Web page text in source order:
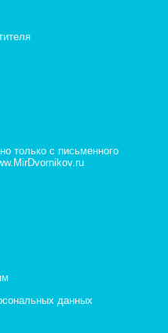
только с письменного
данных